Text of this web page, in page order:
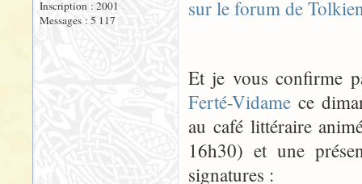
Inscription : 2001
Messages : 5 117
sur le forum de
Et je vous confirme
Ferté-Vidame ce
au café littéraire
16h30) et une
signatures :